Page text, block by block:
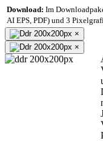
Download: Im
AI EPS, PDF) und 3
×
×